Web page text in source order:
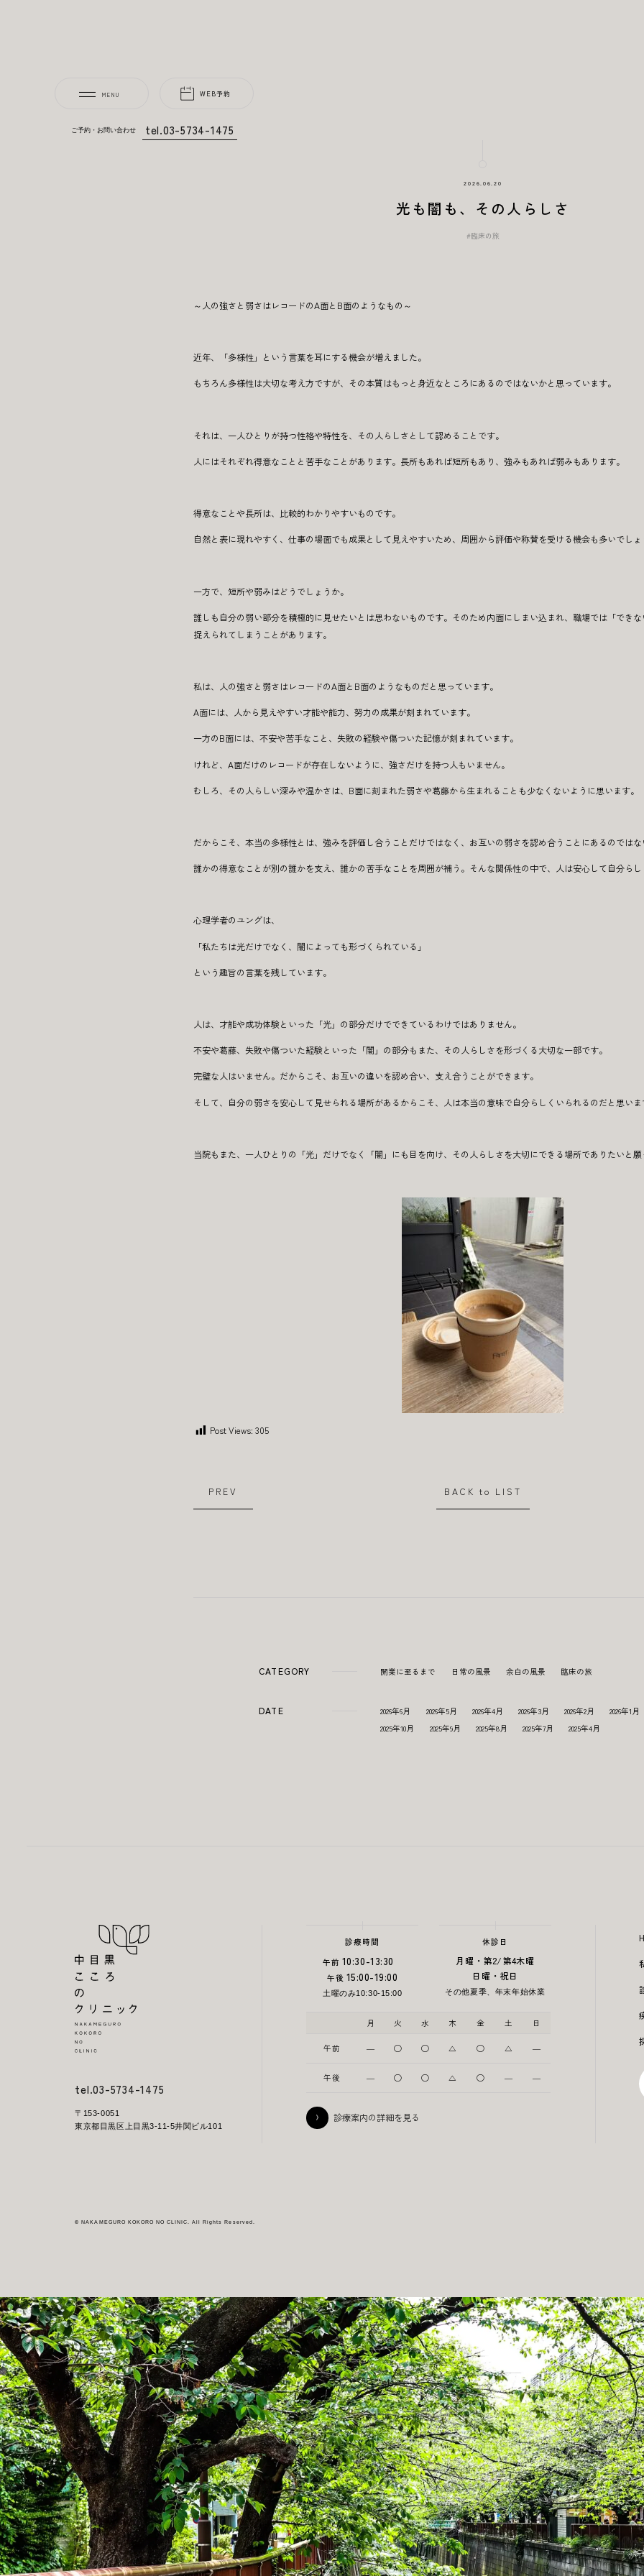
WEB予約
ご予約・お問い合わせ tel.03-5734-1475
2026.06.20
光も闇も、その人らしさ
#臨床の旅
～人の強さと弱さはレコードのA面とB面のようなもの～
近年、「多様性」という言葉を耳にする機会が増えました。
もちろん多様性は大切な考え方ですが、その本質はもっと身近なところにあるのではないかと思っています。
それは、一人ひとりが持つ性格や特性を、その人らしさとして認めることです。
人にはそれぞれ得意なことと苦手なことがあります。長所もあれば短所もあり、強みもあれば弱みもあります。
得意なことや長所は、比較的わかりやすいものです。
自然と表に現れやすく、仕事の場面でも成果として見えやすいため、周囲から評価や称賛を受ける機会も多いでし
一方で、短所や弱みはどうでしょうか。
誰しも自分の弱い部分を積極的に見せたいとは思わないものです。そのため内面にしまい込まれ、職場では「でき
捉えられてしまうことがあります。
私は、人の強さと弱さはレコードのA面とB面のようなものだと思っています。
A面には、人から見えやすい才能や能力、努力の成果が刻まれています。
一方のB面には、不安や苦手なこと、失敗の経験や傷ついた記憶が刻まれています。
けれど、A面だけのレコードが存在しないように、強さだけを持つ人もいません。
むしろ、その人らしい深みや温かさは、B面に刻まれた弱さや葛藤から生まれることも少なくないように思います。
だからこそ、本当の多様性とは、強みを評価し合うことだけではなく、お互いの弱さを認め合うことにあるのでは
誰かの得意なことが別の誰かを支え、誰かの苦手なことを周囲が補う。そんな関係性の中で、人は安心して自分ら
心理学者のユングは、
「私たちは光だけでなく、闇によっても形づくられている」
という趣旨の言葉を残しています。
人は、才能や成功体験といった「光」の部分だけでできているわけではありません。
不安や葛藤、失敗や傷ついた経験といった「闇」の部分もまた、その人らしさを形づくる大切な一部です。
完璧な人はいません。だからこそ、お互いの違いを認め合い、支え合うことができます。
そして、自分の弱さを安心して見せられる場所があるからこそ、人は本当の意味で自分らしくいられるのだと思い
当院もまた、一人ひとりの「光」だけでなく「闇」にも目を向け、その人らしさを大切にできる場所でありたいと
Post Views: 305
PREV BACK to LIST
CATEGORY 開業に至るまで 日常の風景 余白の風景 臨床の旅
DATE 2026年6月 2026年5月 2026年4月 2026年3月 2026年2月
2026年1月
2025年10月
2025年9月 2025年8月 2025年7月 2025年4月
tel.03-5734-1475
〒153-0051
東京都目黒区上目黒3-11-5井関ビル101
診療時間
午前 10:30-13:30
午後 15:00-19:00
土曜のみ10:30-15:00
休診日
月曜・第2/第4木曜
日曜・祝日
その他夏季、年末年始休業
月 火 水 木 金 土 日
午前 ― ◯ ◯ △ ◯ △ ―
午後 ― ◯ ◯ △ ◯ ― ―
診療案内の詳細を見る
© NAKAMEGURO KOKORO NO CLINIC. All Rights Reserved.